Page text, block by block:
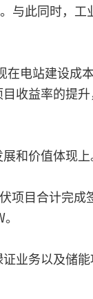
与此同时，
电站建设成
收益率的提
和价值体现
项目合计完成
业务以及储